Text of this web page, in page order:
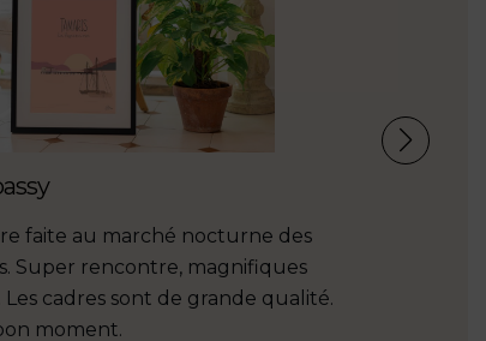
faite au marché nocturne des
Super rencontre, magnifiques
Les cadres sont de grande qualité.
moment.